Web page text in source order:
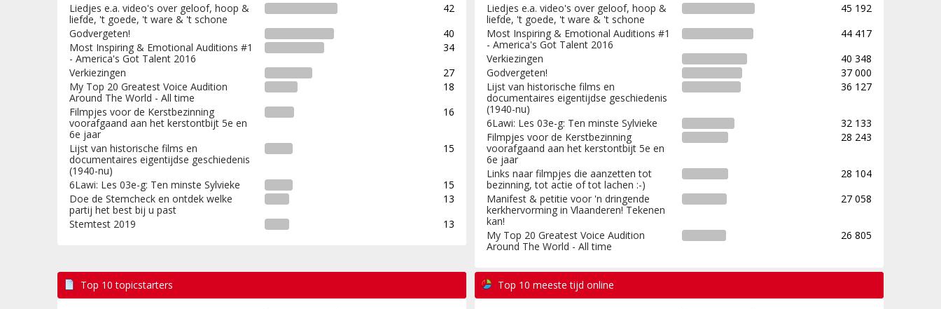
Liedjes e.a. video's over geloof, hoop &
liefde, 't goede, 't ware & 't schone
42
Godvergeten!
40
Most Inspiring & Emotional Auditions #1
- America's Got Talent 2016
34
Verkiezingen
27
My Top 20 Greatest Voice Audition
Around The World - All time
18
Filmpjes voor de Kerstbezinning
voorafgaand aan het kerstontbijt 5e en
6e jaar
16
Lijst van historische films en
documentaires eigentijdse geschiedenis
(1940-nu)
15
6Lawi: Les 03e-g: Ten minste Sylvieke
15
Doe de Stemcheck en ontdek welke
partij het best bij u past
13
Stemtest 2019
13
Liedjes e.a. video's over geloof, hoop &
liefde, 't goede, 't ware & 't schone
45 192
Most Inspiring & Emotional Auditions #1
- America's Got Talent 2016
44 417
Verkiezingen
40 348
Godvergeten!
37 000
Lijst van historische films en
documentaires eigentijdse geschiedenis
(1940-nu)
36 127
6Lawi: Les 03e-g: Ten minste Sylvieke
32 133
Filmpjes voor de Kerstbezinning
voorafgaand aan het kerstontbijt 5e en
6e jaar
28 243
Links naar filmpjes die aanzetten tot
bezinning, tot actie of tot lachen :-)
28 104
Manifest & petitie voor 'n dringende
kerkhervorming in Vlaanderen! Tekenen
kan!
27 058
My Top 20 Greatest Voice Audition
Around The World - All time
26 805
Top 10 topicstarters Top 10 meeste tijd online